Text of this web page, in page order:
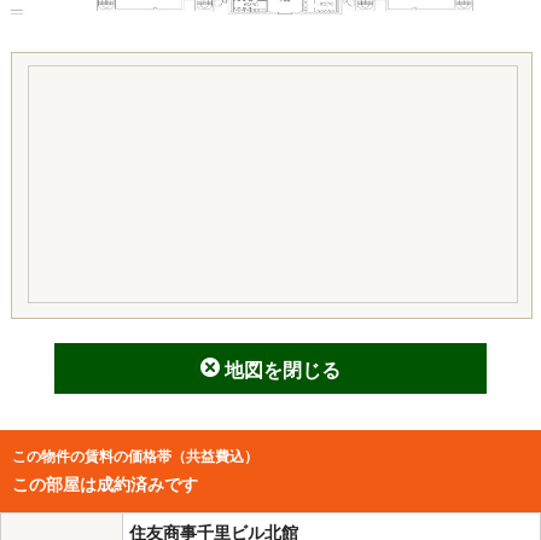
地図を閉じる
この物件の賃料の価格帯（共益費込）
この部屋は成約済みです
住友商事千里ビル北館